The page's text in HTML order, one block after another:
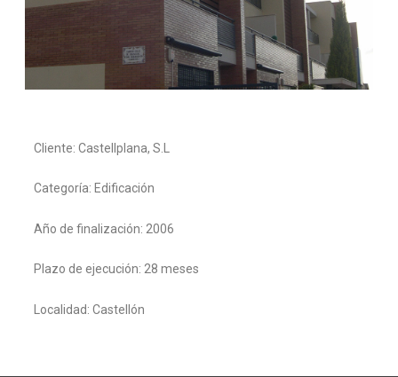
Cliente: Castellplana, S.L
Categoría: Edificación
Año de finalización: 2006
Plazo de ejecución: 28 meses
Localidad: Castellón